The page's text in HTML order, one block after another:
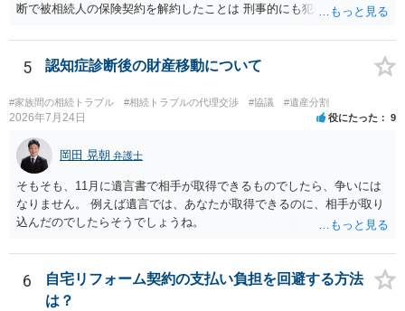
断で被相続人の保険契約を解約したことは 刑事的にも犯罪となる可能
された書類のコピーを取得して、弁護士に面談で詳しい事情を話して
相談 されたら良いと思います。
5 認知症診断後の財産移動について
#家族間の相続トラブル #相続トラブルの代理交渉 #協議 #遺産分割
2026年7月24日 役にたった 9
岡田 晃朝 弁護士
そもそも、11月に遺言書で相手が取得できるものでしたら、争いには
なりません。 例えば遺言では、あなたが取得できるのに、相手が取り
込んだのでしたらそうでしょうね。
6
自宅リフォーム契約の支払い負担を回避する方法
は？